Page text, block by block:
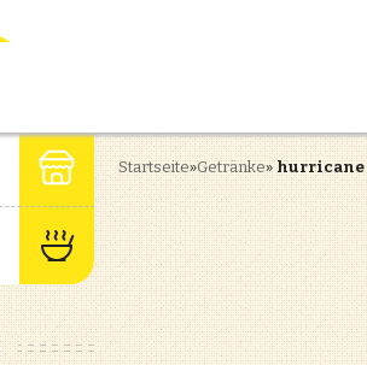
Startseite»Getränke»hurricane